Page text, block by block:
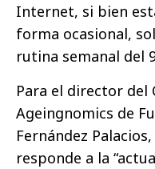
Internet, si bien
forma ocasional,
rutina semanal del
Para el director del
Ageingnomics de
Fernández
responde a la